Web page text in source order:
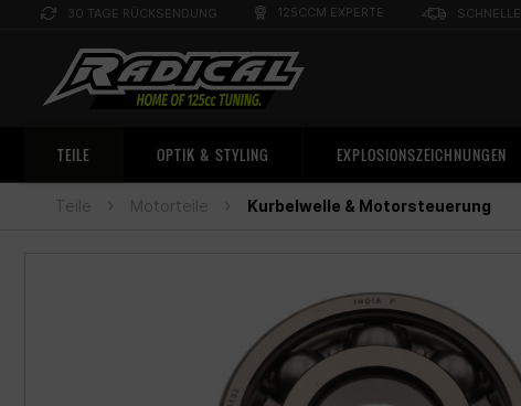
30 TAGE RÜCKSENDUNG 125CCM EXPERTE
TEILE OPTIK & STYLING EXPLOSIONSZEICHNUNGEN
Teile Motorteile Kurbelwelle & Motorsteuerung